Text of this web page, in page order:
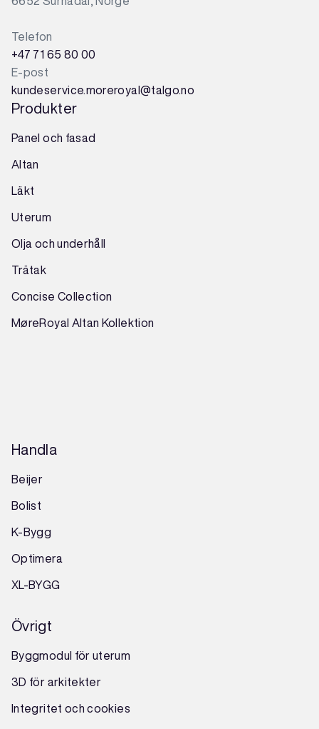
Telefon
+47 71 65 80 00
E-post
kundeservice.moreroyal@talgo.no
Produkter
Panel och fasad
Altan
Läkt
Uterum
Olja och underhåll
Trätak
Concise Collection
MøreRoyal Altan Kollektion
Handla
Beijer
Bolist
K-Bygg
Optimera
XL-BYGG
Övrigt
Byggmodul för uterum
3D för arkitekter
Integritet och cookies